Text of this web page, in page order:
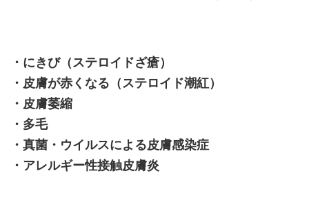
・にきび（ステロイドざ瘡）
・皮膚が赤くなる（ステロイド潮紅）
・皮膚萎縮
・多毛
・真菌・ウイルスによる皮膚感染症
・アレルギー性接触皮膚炎